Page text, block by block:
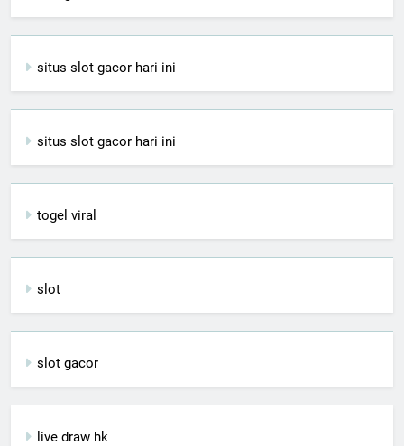
situs slot gacor hari ini
situs slot gacor hari ini
togel viral
slot
slot gacor
live draw hk